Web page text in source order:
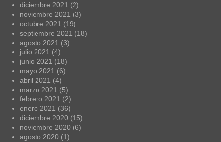
diciembre 2021 (2)
noviembre 2021 (3)
octubre 2021 (19)
septiembre 2021 (18)
agosto 2021 (3)
julio 2021 (4)
junio 2021 (18)
mayo 2021 (6)
abril 2021 (4)
marzo 2021 (5)
febrero 2021 (2)
enero 2021 (36)
diciembre 2020 (15)
noviembre 2020 (6)
agosto 2020 (1)